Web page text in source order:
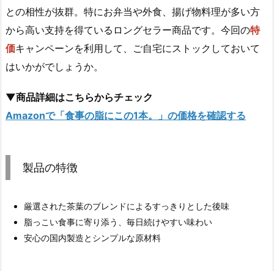
との相性が抜群。特にお弁当や外食、揚げ物料理が多い方
から高い支持を得ているロングセラー商品です。今回の特
価キャンペーンを利用して、ご自宅にストックしておいて
はいかがでしょうか。
▼商品詳細はこちらからチェック
Amazonで「食事の脂にこの1本。」の価格を確認する
製品の特徴
厳選された茶葉のブレンドによるすっきりとした後味
脂っこい食事に寄り添う、毎日続けやすい味わい
安心の国内製造とシンプルな原材料